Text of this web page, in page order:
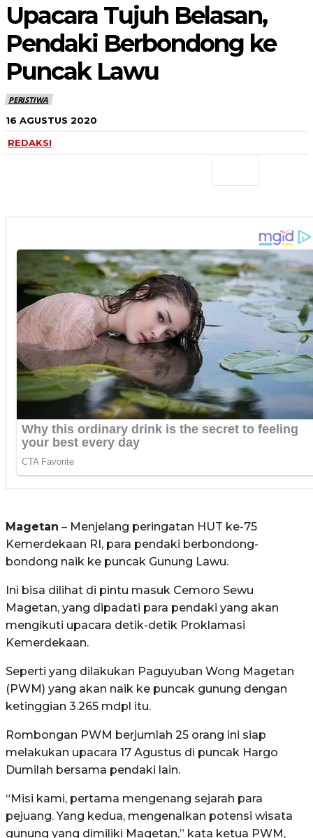
Upacara Tujuh Belasan,
Pendaki Berbondong ke
Puncak Lawu
PERISTIWA
16 AGUSTUS 2020
REDAKSI
Magetan – Menjelang peringatan HUT ke-75
Kemerdekaan RI, para pendaki berbondong-
bondong naik ke puncak Gunung Lawu.
Ini bisa dilihat di pintu masuk Cemoro Sewu
Magetan, yang dipadati para pendaki yang akan
mengikuti upacara detik-detik Proklamasi
Kemerdekaan.
Seperti yang dilakukan Paguyuban Wong Magetan
(PWM) yang akan naik ke puncak gunung dengan
ketinggian 3.265 mdpl itu.
Rombongan PWM berjumlah 25 orang ini siap
melakukan upacara 17 Agustus di puncak Hargo
Dumilah bersama pendaki lain.
“Misi kami, pertama mengenang sejarah para
pejuang. Yang kedua, mengenalkan potensi wisata
gunung yang dimiliki Magetan,” kata ketua PWM,